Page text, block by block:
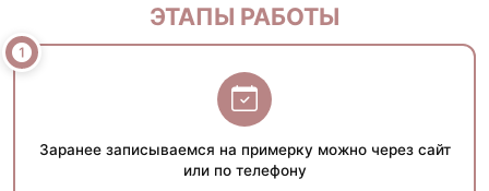
ЭТАПЫ РАБОТЫ
Заранее записываемся на примерку можно через сайт
или по телефону